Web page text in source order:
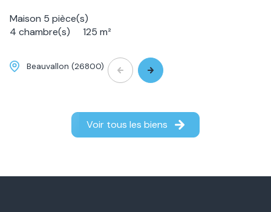
Maison 5 pièce(s)
4 chambre(s)
125 m²
Beauvallon (26800)